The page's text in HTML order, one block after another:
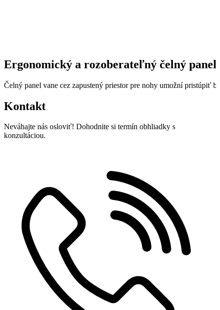
Ergonomický a rozoberateľný čelný panel
Čelný panel vane cez zapustený priestor pre nohy umožní pristúpiť
Kontakt
Neváhajte nás osloviť! Dohodnite si termín obhliadky s
konzultáciou.